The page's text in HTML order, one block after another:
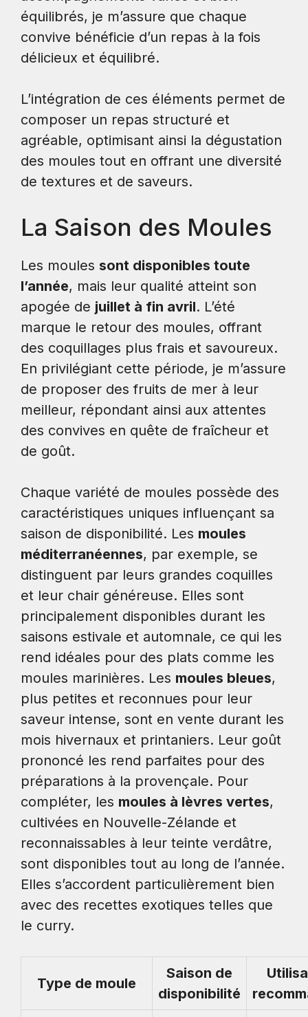
équilibrés, je m’assure que chaque
convive bénéficie d’un repas à la fois
délicieux et équilibré.
L’intégration de ces éléments permet de
composer un repas structuré et
agréable, optimisant ainsi la dégustation
des moules tout en offrant une diversité
de textures et de saveurs.
La Saison des Moules
Les moules sont disponibles toute
l’année, mais leur qualité atteint son
apogée de juillet à fin avril. L’été
marque le retour des moules, offrant
des coquillages plus frais et savoureux.
En privilégiant cette période, je m’assure
de proposer des fruits de mer à leur
meilleur, répondant ainsi aux attentes
des convives en quête de fraîcheur et
de goût.
Chaque variété de moules possède des
caractéristiques uniques influençant sa
saison de disponibilité. Les moules
méditerranéennes, par exemple, se
distinguent par leurs grandes coquilles
et leur chair généreuse. Elles sont
principalement disponibles durant les
saisons estivale et automnale, ce qui les
rend idéales pour des plats comme les
moules marinières. Les moules bleues,
plus petites et reconnues pour leur
saveur intense, sont en vente durant les
mois hivernaux et printaniers. Leur goût
prononcé les rend parfaites pour des
préparations à la provençale. Pour
compléter, les moules à lèvres vertes,
cultivées en Nouvelle-Zélande et
reconnaissables à leur teinte verdâtre,
sont disponibles tout au long de l’année.
Elles s’accordent particulièrement bien
avec des recettes exotiques telles que
le curry.
Type de moule
Saison de
disponibilité